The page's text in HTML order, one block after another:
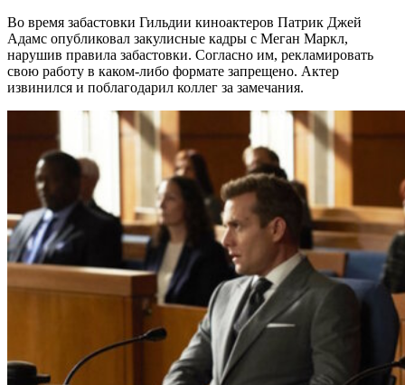
Во время забастовки Гильдии киноактеров Патрик Джей
Адамс опубликовал закулисные кадры с Меган Маркл,
нарушив правила забастовки. Согласно им, рекламировать
свою работу в каком-либо формате запрещено. Актер
извинился и поблагодарил коллег за замечания.